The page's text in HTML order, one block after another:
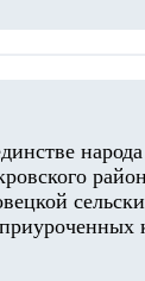
народа